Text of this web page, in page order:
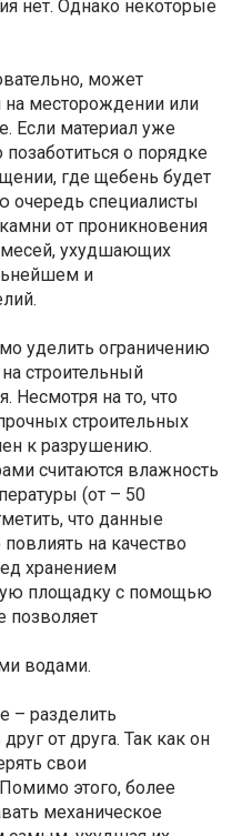
нет. Однако некоторые
может
на месторождении или
Если материал уже
о порядке
где щебень будет
очередь специалисты
от проникновения
ухудшающих
и
уделить ограничению
строительный
Несмотря на то, что
строительных
к разрушению.
считаются влажность
(от – 50
что данные
на качество
хранением
площадку с помощью
позволяет
водами.
– разделить
от друга. Так как он
свои
этого, более
механическое